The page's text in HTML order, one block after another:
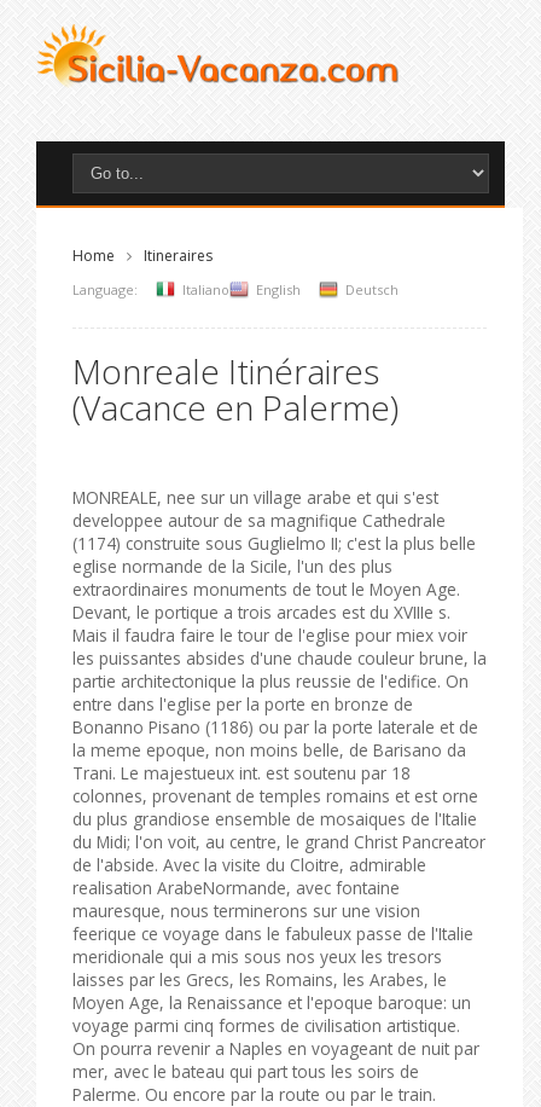
Home Itineraires
Language: Italiano English Deutsch
Monreale Itinéraires
(Vacance en Palerme)
MONREALE, nee sur un village arabe et qui s'est
developpee autour de sa magnifique Cathedrale
(1174) construite sous Guglielmo II; c'est la plus belle
eglise normande de la Sicile, l'un des plus
extraordinaires monuments de tout le Moyen Age.
Devant, le portique a trois arcades est du XVIIIe s.
Mais il faudra faire le tour de l'eglise pour miex voir
les puissantes absides d'une chaude couleur brune, la
partie architectonique la plus reussie de l'edifice. On
entre dans l'eglise per la porte en bronze de
Bonanno Pisano (1186) ou par la porte laterale et de
la meme epoque, non moins belle, de Barisano da
Trani. Le majestueux int. est soutenu par 18
colonnes, provenant de temples romains et est orne
du plus grandiose ensemble de mosaiques de l'Italie
du Midi; l'on voit, au centre, le grand Christ Pancreator
de l'abside. Avec la visite du Cloitre, admirable
realisation ArabeNormande, avec fontaine
mauresque, nous terminerons sur une vision
feerique ce voyage dans le fabuleux passe de l'Italie
meridionale qui a mis sous nos yeux les tresors
laisses par les Grecs, les Romains, les Arabes, le
Moyen Age, la Renaissance et l'epoque baroque: un
voyage parmi cinq formes de civilisation artistique.
On pourra revenir a Naples en voyageant de nuit par
mer, avec le bateau qui part tous les soirs de
Palerme. Ou encore par la route ou par le train.